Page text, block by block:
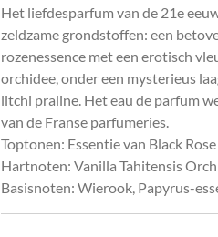
Het liefdesparfum van de 21e
zeldzame grondstoffen: een
rozenessence met een erotisch
orchidee, onder een mysterieus
litchi praline. Het eau de parfum
van de Franse parfumeries.
Toptonen: Essentie van Black
Hartnoten: Vanilla Tahitensis
Basisnoten: Wierook, Papyrus-